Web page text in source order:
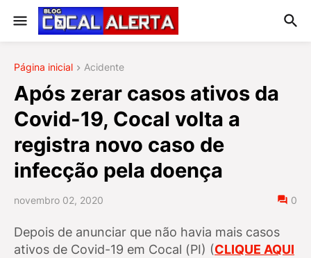
Página inicial Acidente
Após zerar casos ativos da
Covid-19, Cocal volta a
registra novo caso de
infecção pela doença
novembro 02, 2020 0
Depois de anunciar que não havia mais casos
ativos de Covid-19 em Cocal (PI) (CLIQUE AQUI